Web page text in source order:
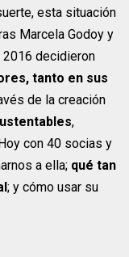
esta situación
Marcela Godoy y
2016 decidieron
tanto en sus
de la creación
,
con 40 socias y
a ella; qué tan
; y cómo usar su